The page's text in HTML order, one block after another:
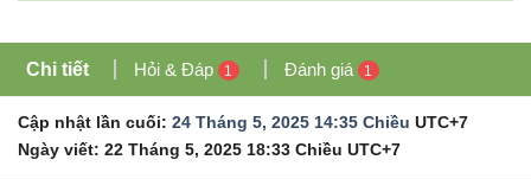
Chi tiết Hỏi & Đáp 1 Đánh giá 1
Cập nhật lần cuối: 24 Tháng 5, 2025 14:35 Chiều UTC+7
Ngày viết: 22 Tháng 5, 2025 18:33 Chiều UTC+7